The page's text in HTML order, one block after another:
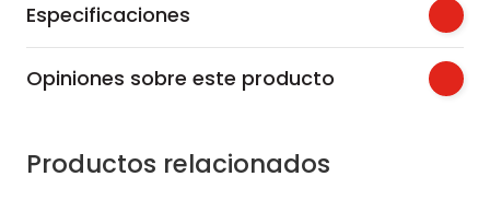
Especificaciones
Opiniones sobre este producto
Productos relacionados